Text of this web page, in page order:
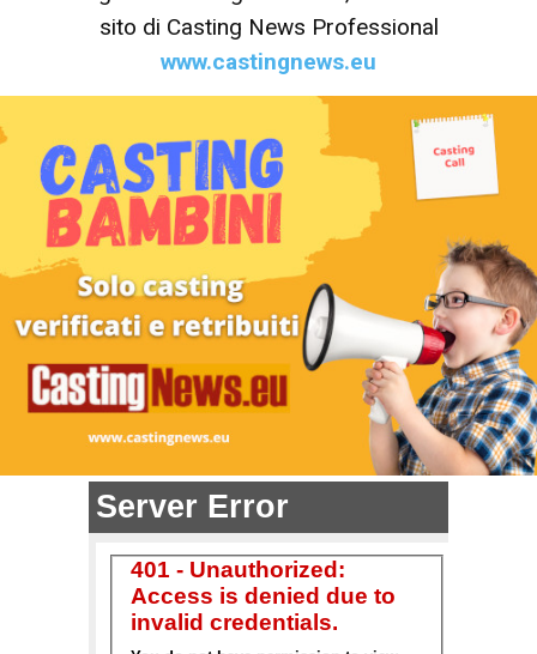
sito di Casting News Professional
www.castingnews.eu